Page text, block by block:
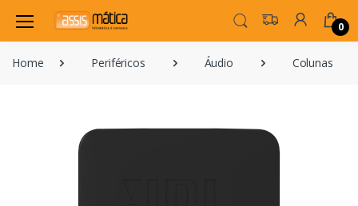
0
Home Periféricos Áudio Colunas